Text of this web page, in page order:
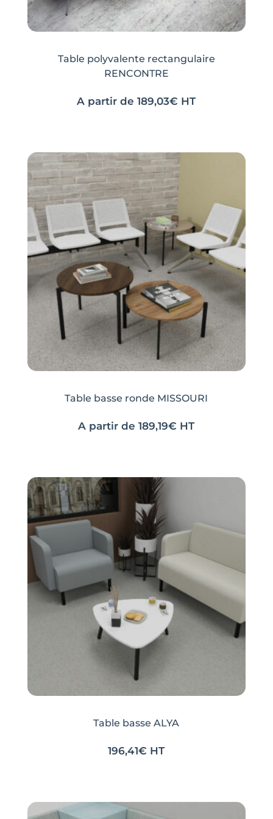
Table polyvalente rectangulaire
RENCONTRE
A partir de189,03€ HT
plusieurs
variations.
Les
options
peuvent
être
choisies
sur
la
page
du
produit
plusieurs
variations.
Les
options
peuvent
être
choisies
sur
la
page
du
produit
Table basse ronde MISSOURI
A partir de 189,19€ HT
Table basse ALYA
196,41€ HT
plusieurs
plusieurs